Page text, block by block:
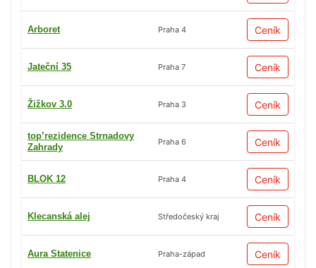
Arboret Praha 4 Ceník
Jateční 35 Praha 7 Ceník
Žižkov 3.0 Praha 3 Ceník
top’rezidence Strnadovy
Zahrady
Praha 6 Ceník
BLOK 12 Praha 4 Ceník
Klecanská alej Středočeský kraj Ceník
Aura Statenice Praha-západ Ceník